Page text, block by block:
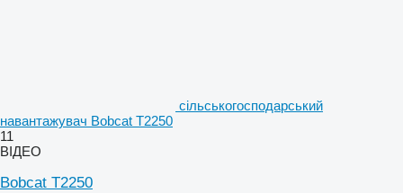
сільськогосподарський
навантажувач Bobcat T2250
11
ВІДЕО
Bobcat T2250